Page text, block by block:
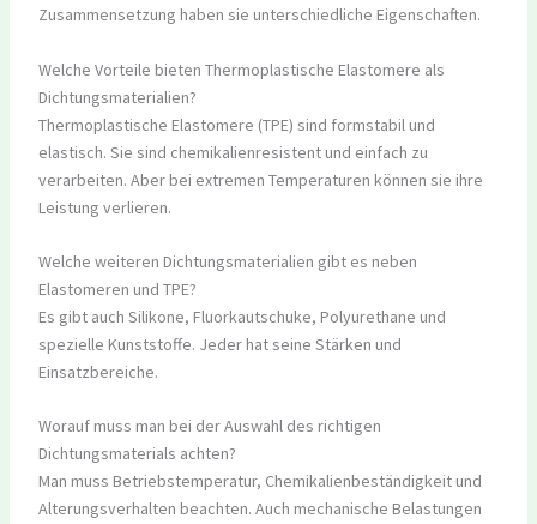
Zusammensetzung haben sie unterschiedliche Eigenschaften.
Welche Vorteile bieten Thermoplastische Elastomere als
Dichtungsmaterialien?
Thermoplastische Elastomere (TPE) sind formstabil und
elastisch. Sie sind chemikalienresistent und einfach zu
verarbeiten. Aber bei extremen Temperaturen können sie ihre
Leistung verlieren.
Welche weiteren Dichtungsmaterialien gibt es neben
Elastomeren und TPE?
Es gibt auch Silikone, Fluorkautschuke, Polyurethane und
spezielle Kunststoffe. Jeder hat seine Stärken und
Einsatzbereiche.
Worauf muss man bei der Auswahl des richtigen
Dichtungsmaterials achten?
Man muss Betriebstemperatur, Chemikalienbeständigkeit und
Alterungsverhalten beachten. Auch mechanische Belastungen